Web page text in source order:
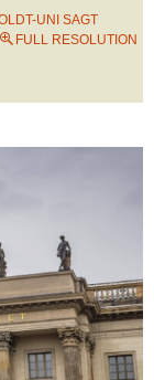
UNI SAGT
FULL RESOLUTION